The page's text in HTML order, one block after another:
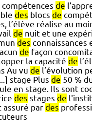
compétences de
des blocs de
l’élève réalise au
de nuit et une
des connaissances
de façon
la capacité de
Au vu de l’évolution
stage Plus de 50 %
en stage. Ils sont
des stages de
assuré par des